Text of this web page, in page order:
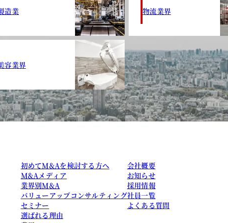
造業 物流業界
容業界
初めてM&Aを検討する方へ
M&Aメディア
業界別M&A
バリューアップコンサルティング
セミナー
選ばれる理由
会社概要
お知らせ
採用情報
社員一覧
よくある質問